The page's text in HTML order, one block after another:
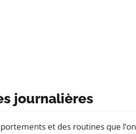
journalières
et des routines que l’on